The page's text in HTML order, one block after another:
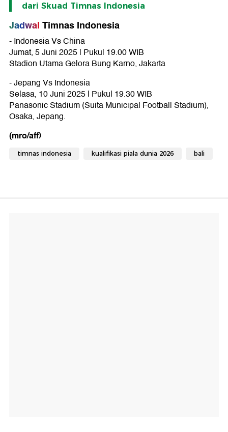
dari Skuad Timnas Indonesia
Jadwal Timnas Indonesia
- Indonesia Vs China
Jumat, 5 Juni 2025 | Pukul 19.00 WIB
Stadion Utama Gelora Bung Karno, Jakarta
- Jepang Vs Indonesia
Selasa, 10 Juni 2025 | Pukul 19.30 WIB
Panasonic Stadium (Suita Municipal Football Stadium),
Osaka, Jepang.
(mro/aff)
timnas indonesia kualifikasi piala dunia 2026 bali